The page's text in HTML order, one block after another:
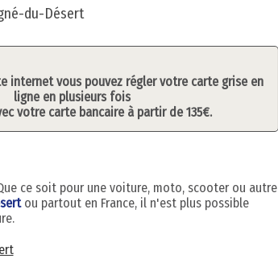
du-Désert
internet vous pouvez régler votre carte grise en
ligne en plusieurs fois
votre carte bancaire à partir de 135€.
ce soit pour une voiture, moto, scooter ou autre
ou partout en France, il n'est plus possible